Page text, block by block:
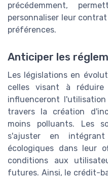
précédemment,
personnaliser leur
préférences.
Anticiper les
Les législations en
celles visant à réduire
influenceront
travers la création
moins polluants. Les
s'ajuster en
écologiques dans leur
conditions aux
futures. Ainsi, le crédit-